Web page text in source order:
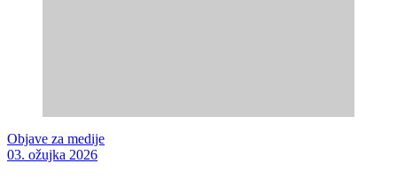
Objave za medije
03. ožujka 2026